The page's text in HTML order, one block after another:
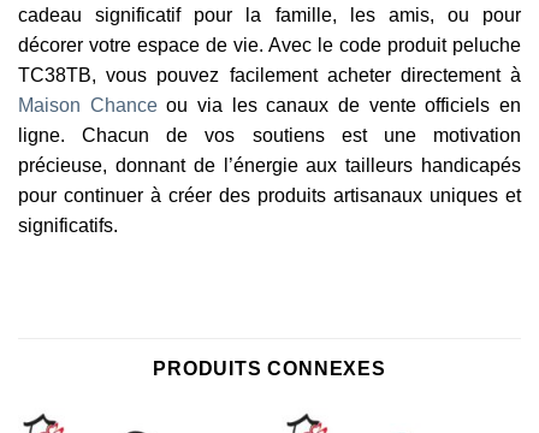
cadeau significatif pour la famille, les amis, ou pour
décorer votre espace de vie. Avec le code produit peluche
TC38TB, vous pouvez facilement acheter directement à
Maison Chanceou via les canaux de vente officiels en
ligne. Chacun de vos soutiens est une motivation
précieuse, donnant de l’énergie aux tailleurs handicapés
pour continuer à créer des produits artisanaux uniques et
significatifs.
PRODUITS CONNEXES